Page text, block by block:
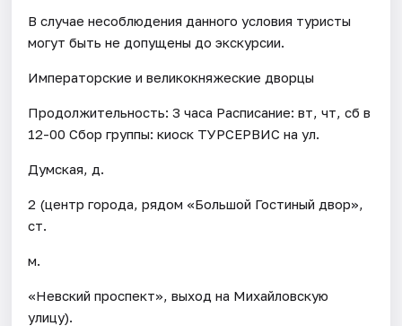
В случае несоблюдения данного условия туристы
могут быть не допущены до экскурсии.
Императорские и великокняжеские дворцы
Продолжительность: 3 часа Расписание: вт, чт, сб в
12-00 Сбор группы: киоск ТУРСЕРВИС на ул.
Думская, д.
2 (центр города, рядом «Большой Гостиный двор»,
ст.
м.
«Невский проспект», выход на Михайловскую
улицу).